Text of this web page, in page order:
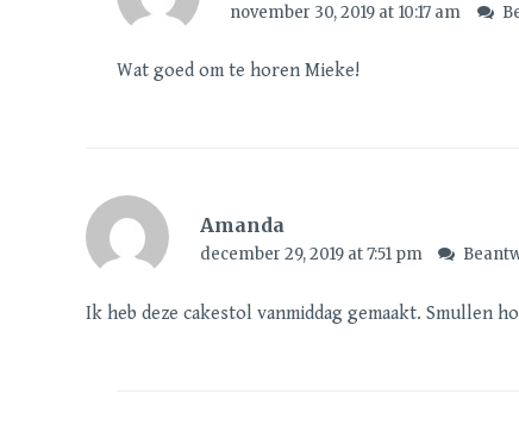
november 30, 2019 at 10:17 am
Wat goed om te horen Mieke!
Amanda
december 29, 2019 at 7:51 pm
Ik heb deze cakestol vanmiddag gemaakt. Smullen